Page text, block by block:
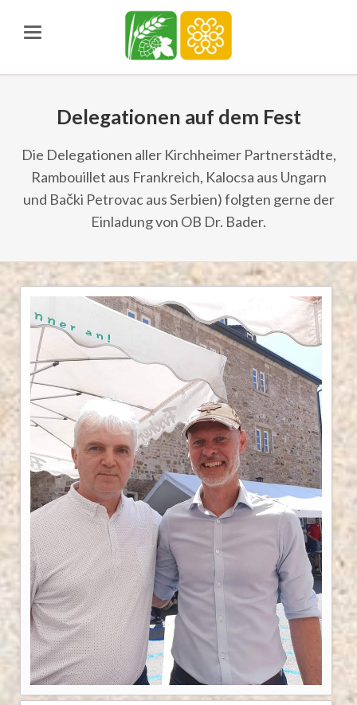
Delegationen auf dem Fest
Die Delegationen aller Kirchheimer Partnerstädte,
Rambouillet aus Frankreich, Kalocsa aus Ungarn
und Bački Petrovac aus Serbien) folgten gerne der
Einladung von OB Dr. Bader.